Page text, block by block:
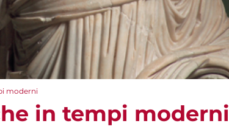
moderni
in tempi moderni